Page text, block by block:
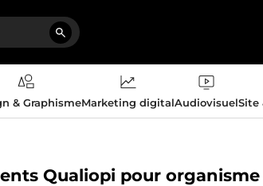
& GraphismeMarketing digitalAudiovisuelSite
Qualiopi pour